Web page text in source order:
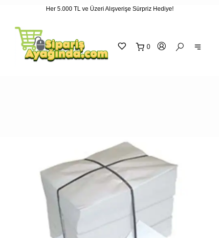
Her 5.000 TL ve Üzeri Alışverişe Sürpriz Hediye!
0 ""